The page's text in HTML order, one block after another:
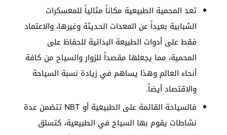
تعد المحمية الطبيعية مكاناً مثالياً للمعسكرات
الشبابية بعيداً عن المعدات الحديثة وغيرها، والاعتماد
فقط على أدوات الطبيعة البدائية للحفاظ على
المحمية، مما يجعلها مقصداً للزوار والسياح من كافة
أنحاء العالم وهذا يساهم في زيادة نسبة السياحة
والاقتصاد أيضاً.
فالسياحة القائمة على الطبيعية أو NBT تتضمن عدة
نشاطات يقوم بها السياح في الطبيعية، كتسلق